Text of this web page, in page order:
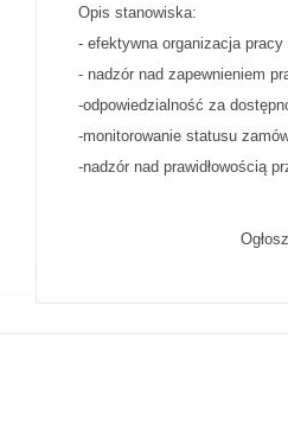
Opis stanowiska:
- efektywna organizacja pracy
- nadzór nad zapewnieniem
-odpowiedzialność za
-monitorowanie statusu
-nadzór nad prawidłowością